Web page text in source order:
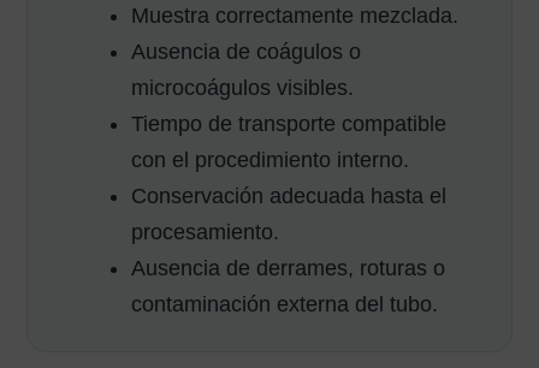
Muestra correctamente mezclada.
Ausencia de coágulos o
microcoágulos visibles.
Tiempo de transporte compatible
con el procedimiento interno.
Conservación adecuada hasta el
procesamiento.
Ausencia de derrames, roturas o
contaminación externa del tubo.